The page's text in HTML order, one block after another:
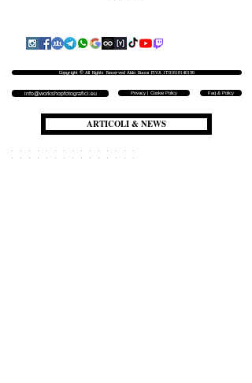
Copyright © All Rights Reserved Aldo Diazzi P.IVA IT01618140196
Faq & Policy
info@workshopfotografici.eu Privacy | Cookie Policy
ARTICOLI & NEWS